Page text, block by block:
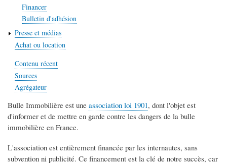
Financer
Bulletin d'adhésion
Presse et médias
Achat ou location
Contenu récent
Sources
Agrégateur
Bulle Immobilière est une association loi 1901, dont l'objet est
d'informer et de mettre en garde contre les dangers de la bulle
immobilière en France.
L'association est entièrement financée par les internautes, sans
subvention ni publicité. Ce financement est la clé de notre succès, car